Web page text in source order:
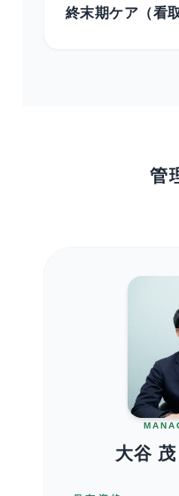
終末期ケア（看取
管
大谷 茂